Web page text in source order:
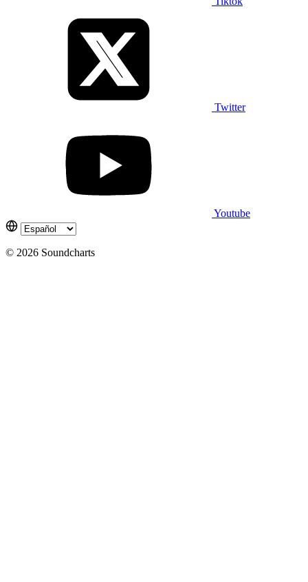
Twitter
Youtube
© 2026 Soundcharts